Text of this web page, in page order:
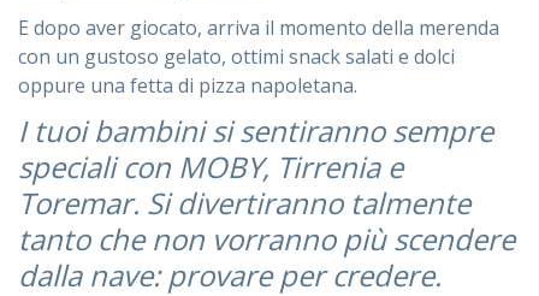
E dopo aver giocato, arriva il momento della merenda
con un gustoso gelato, ottimi snack salati e dolci
oppure una fetta di pizza napoletana.
I tuoi bambini si sentiranno sempre
speciali con MOBY, Tirrenia e
Toremar. Si divertiranno talmente
tanto che non vorranno più scendere
dalla nave: provare per credere.